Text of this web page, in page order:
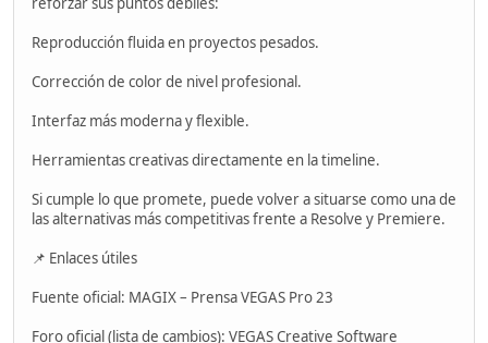
Reproducción fluida en proyectos pesados.
Corrección de color de nivel profesional.
Interfaz más moderna y flexible.
Herramientas creativas directamente en la timeline.
Si cumple lo que promete, puede volver a situarse como una de
las alternativas más competitivas frente a Resolve y Premiere.
📌 Enlaces útiles
Fuente oficial: MAGIX – Prensa VEGAS Pro 23
Foro oficial (lista de cambios): VEGAS Creative Software